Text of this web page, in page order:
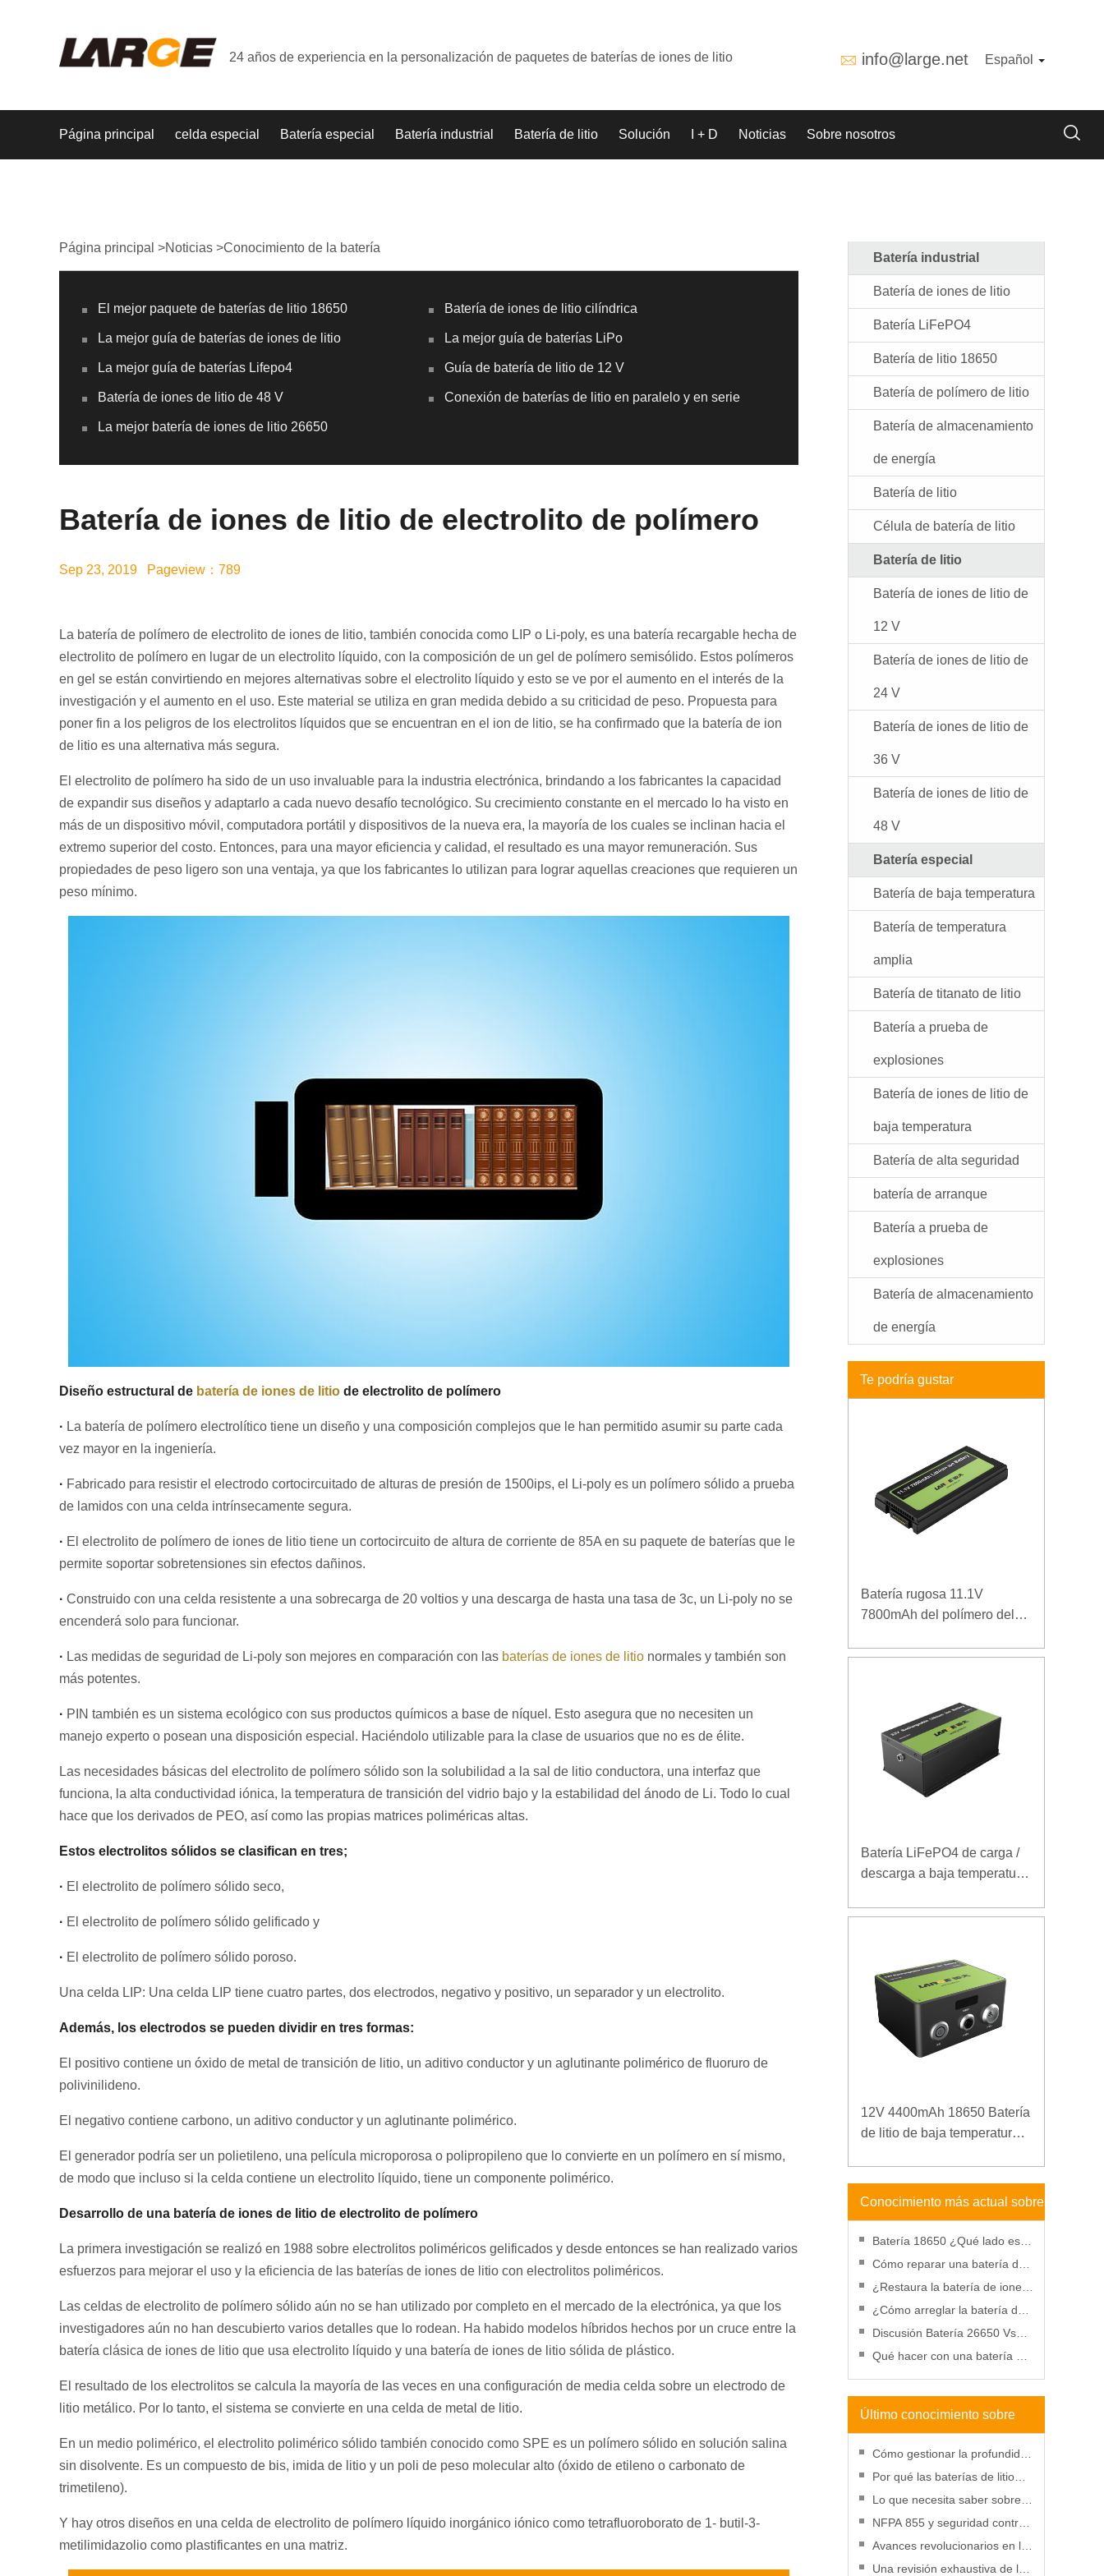
24 años de experiencia en la personalización de paquetes de baterías de iones de litio info@large.net Español
Página principal celda especial Batería especial Batería industrial Batería de litio Solución I + D Noticias Sobre nosotros
Página principal >Noticias >Conocimiento de la batería
El mejor paquete de baterías de litio 18650 Batería de iones de litio cilíndrica
La mejor guía de baterías de iones de litio La mejor guía de baterías LiPo
La mejor guía de baterías Lifepo4 Guía de batería de litio de 12 V
Batería de iones de litio de 48 V Conexión de baterías de litio en paralelo y en serie
La mejor batería de iones de litio 26650
Batería de iones de litio de electrolito de polímero
Sep 23, 2019 Pageview：789
La batería de polímero de electrolito de iones de litio, también conocida como LIP o Li-poly, es una batería recargable hecha de
electrolito de polímero en lugar de un electrolito líquido, con la composición de un gel de polímero semisólido. Estos polímeros
en gel se están convirtiendo en mejores alternativas sobre el electrolito líquido y esto se ve por el aumento en el interés de la
investigación y el aumento en el uso. Este material se utiliza en gran medida debido a su criticidad de peso. Propuesta para
poner fin a los peligros de los electrolitos líquidos que se encuentran en el ion de litio, se ha confirmado que la batería de ion
de litio es una alternativa más segura.
El electrolito de polímero ha sido de un uso invaluable para la industria electrónica, brindando a los fabricantes la capacidad
de expandir sus diseños y adaptarlo a cada nuevo desafío tecnológico. Su crecimiento constante en el mercado lo ha visto en
más de un dispositivo móvil, computadora portátil y dispositivos de la nueva era, la mayoría de los cuales se inclinan hacia el
extremo superior del costo. Entonces, para una mayor eficiencia y calidad, el resultado es una mayor remuneración. Sus
propiedades de peso ligero son una ventaja, ya que los fabricantes lo utilizan para lograr aquellas creaciones que requieren un
peso mínimo.
Diseño estructural de batería de iones de litio de electrolito de polímero
· La batería de polímero electrolítico tiene un diseño y una composición complejos que le han permitido asumir su parte cada
vez mayor en la ingeniería.
· Fabricado para resistir el electrodo cortocircuitado de alturas de presión de 1500ips, el Li-poly es un polímero sólido a prueba
de lamidos con una celda intrínsecamente segura.
· El electrolito de polímero de iones de litio tiene un cortocircuito de altura de corriente de 85A en su paquete de baterías que le
permite soportar sobretensiones sin efectos dañinos.
· Construido con una celda resistente a una sobrecarga de 20 voltios y una descarga de hasta una tasa de 3c, un Li-poly no se
encenderá solo para funcionar.
· Las medidas de seguridad de Li-poly son mejores en comparación con las baterías de iones de litio normales y también son
más potentes.
· PIN también es un sistema ecológico con sus productos químicos a base de níquel. Esto asegura que no necesiten un
manejo experto o posean una disposición especial. Haciéndolo utilizable para la clase de usuarios que no es de élite.
Las necesidades básicas del electrolito de polímero sólido son la solubilidad a la sal de litio conductora, una interfaz que
funciona, la alta conductividad iónica, la temperatura de transición del vidrio bajo y la estabilidad del ánodo de Li. Todo lo cual
hace que los derivados de PEO, así como las propias matrices poliméricas altas.
Estos electrolitos sólidos se clasifican en tres;
· El electrolito de polímero sólido seco,
· El electrolito de polímero sólido gelificado y
· El electrolito de polímero sólido poroso.
Una celda LIP: Una celda LIP tiene cuatro partes, dos electrodos, negativo y positivo, un separador y un electrolito.
Además, los electrodos se pueden dividir en tres formas:
El positivo contiene un óxido de metal de transición de litio, un aditivo conductor y un aglutinante polimérico de fluoruro de
polivinilideno.
El negativo contiene carbono, un aditivo conductor y un aglutinante polimérico.
El generador podría ser un polietileno, una película microporosa o polipropileno que lo convierte en un polímero en sí mismo,
de modo que incluso si la celda contiene un electrolito líquido, tiene un componente polimérico.
Desarrollo de una batería de iones de litio de electrolito de polímero
La primera investigación se realizó en 1988 sobre electrolitos poliméricos gelificados y desde entonces se han realizado varios
esfuerzos para mejorar el uso y la eficiencia de las baterías de iones de litio con electrolitos poliméricos.
Las celdas de electrolito de polímero sólido aún no se han utilizado por completo en el mercado de la electrónica, ya que los
investigadores aún no han descubierto varios detalles que lo rodean. Ha habido modelos híbridos hechos por un cruce entre la
batería clásica de iones de litio que usa electrolito líquido y una batería de iones de litio sólida de plástico.
El resultado de los electrolitos se calcula la mayoría de las veces en una configuración de media celda sobre un electrodo de
litio metálico. Por lo tanto, el sistema se convierte en una celda de metal de litio.
En un medio polimérico, el electrolito polimérico sólido también conocido como SPE es un polímero sólido en solución salina
sin disolvente. Es un compuesto de bis, imida de litio y un poli de peso molecular alto (óxido de etileno o carbonato de
trimetileno).
Y hay otros diseños en una celda de electrolito de polímero líquido inorgánico iónico como tetrafluoroborato de 1- butil-3-
metilimidazolio como plastificantes en una matriz.
Batería industrial
Batería de iones de litio
Batería LiFePO4
Batería de litio 18650
Batería de polímero de litio
Batería de almacenamiento
de energía
Batería de litio
Célula de batería de litio
Batería de litio
Batería de iones de litio de
12 V
Batería de iones de litio de
24 V
Batería de iones de litio de
36 V
Batería de iones de litio de
48 V
Batería especial
Batería de baja temperatura
Batería de temperatura
amplia
Batería de titanato de litio
Batería a prueba de
explosiones
Batería de iones de litio de
baja temperatura
Batería de alta seguridad
batería de arranque
Batería a prueba de
explosiones
Batería de almacenamiento
de energía
Te podría gustar
Batería rugosa 11.1V
7800mAh del polímero del
densidad de alta energía de
Batería LiFePO4 de carga /
descarga a baja temperatura
base de telecomunicaciones
12V 4400mAh 18650 Batería
de litio de baja temperatura
Conocimiento más actual sobre
baterías
Batería 18650 ¿Qué lado es
positivo?
Cómo reparar una batería de
taladro que no se carga:
motivos, reparación y uso
¿Restaura la batería de iones
de litio en el congelador?
¿Cómo arreglar la batería de
un teléfono celular hinchada?
Discusión Batería 26650 Vs
Batería 18650
Qué hacer con una batería de
iones de litio perforada
Último conocimiento sobre
baterías
Cómo gestionar la profundidad
de descarga para mejorar el
rendimiento de la batería de
litio
Por qué las baterías de litio
serán más rentables que
nunca en 2025
Lo que necesita saber sobre
las SDS para baterías de litio
NFPA 855 y seguridad contra
incendios de baterías de litio:
una guía práctica
Avances revolucionarios en la
tecnología de baterías de litio
Una revisión exhaustiva de la